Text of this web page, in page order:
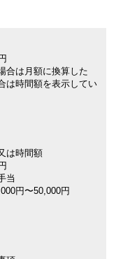
合は月額に換算した
は時間額を表示してい
は時間額
当
円〜50,000円